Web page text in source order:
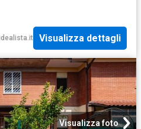
Visualizza dettagli
Visualizza foto